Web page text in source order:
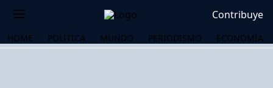
Contribuye
HOME POLÍTICA MUNDO PERIODISMO ECONOMÍA